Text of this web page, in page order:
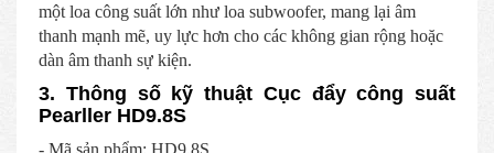
một loa công suất lớn như loa subwoofer, mang lại âm
thanh mạnh mẽ, uy lực hơn cho các không gian rộng hoặc
dàn âm thanh sự kiện.
3. Thông số kỹ thuật Cục đẩy công suất
Pearller HD9.8S
- Mã sản phẩm: HD9.8S